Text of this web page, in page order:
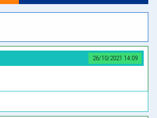
26/10/2021 14:09